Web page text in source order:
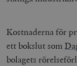
Kostnaderna för
ett bokslut som
bolagets